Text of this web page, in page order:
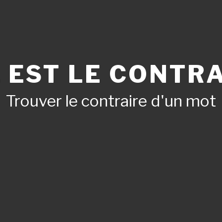
EST LE
Trouver le contraire d'un mot